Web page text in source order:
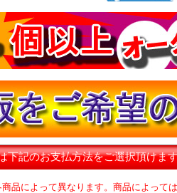
下記のお支払方法をご選択頂けま
品によって異なります。商品によって